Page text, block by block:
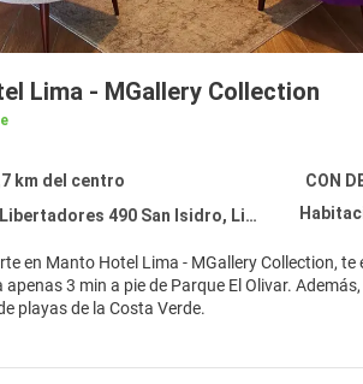
Lima - MGallery Collection
km del centro
CON
490 San Isidro, Lima 27
Collection, te encontrarás en una fantástica zona de Lima (San Isidro) y estarás a pocos pasos de Club
El Olivar. Además, este hotel con campo de golf se encuentra a 1,9 km de Ruinas de Huaca Pucllana y a 5,5
playas de la Costa Verde.